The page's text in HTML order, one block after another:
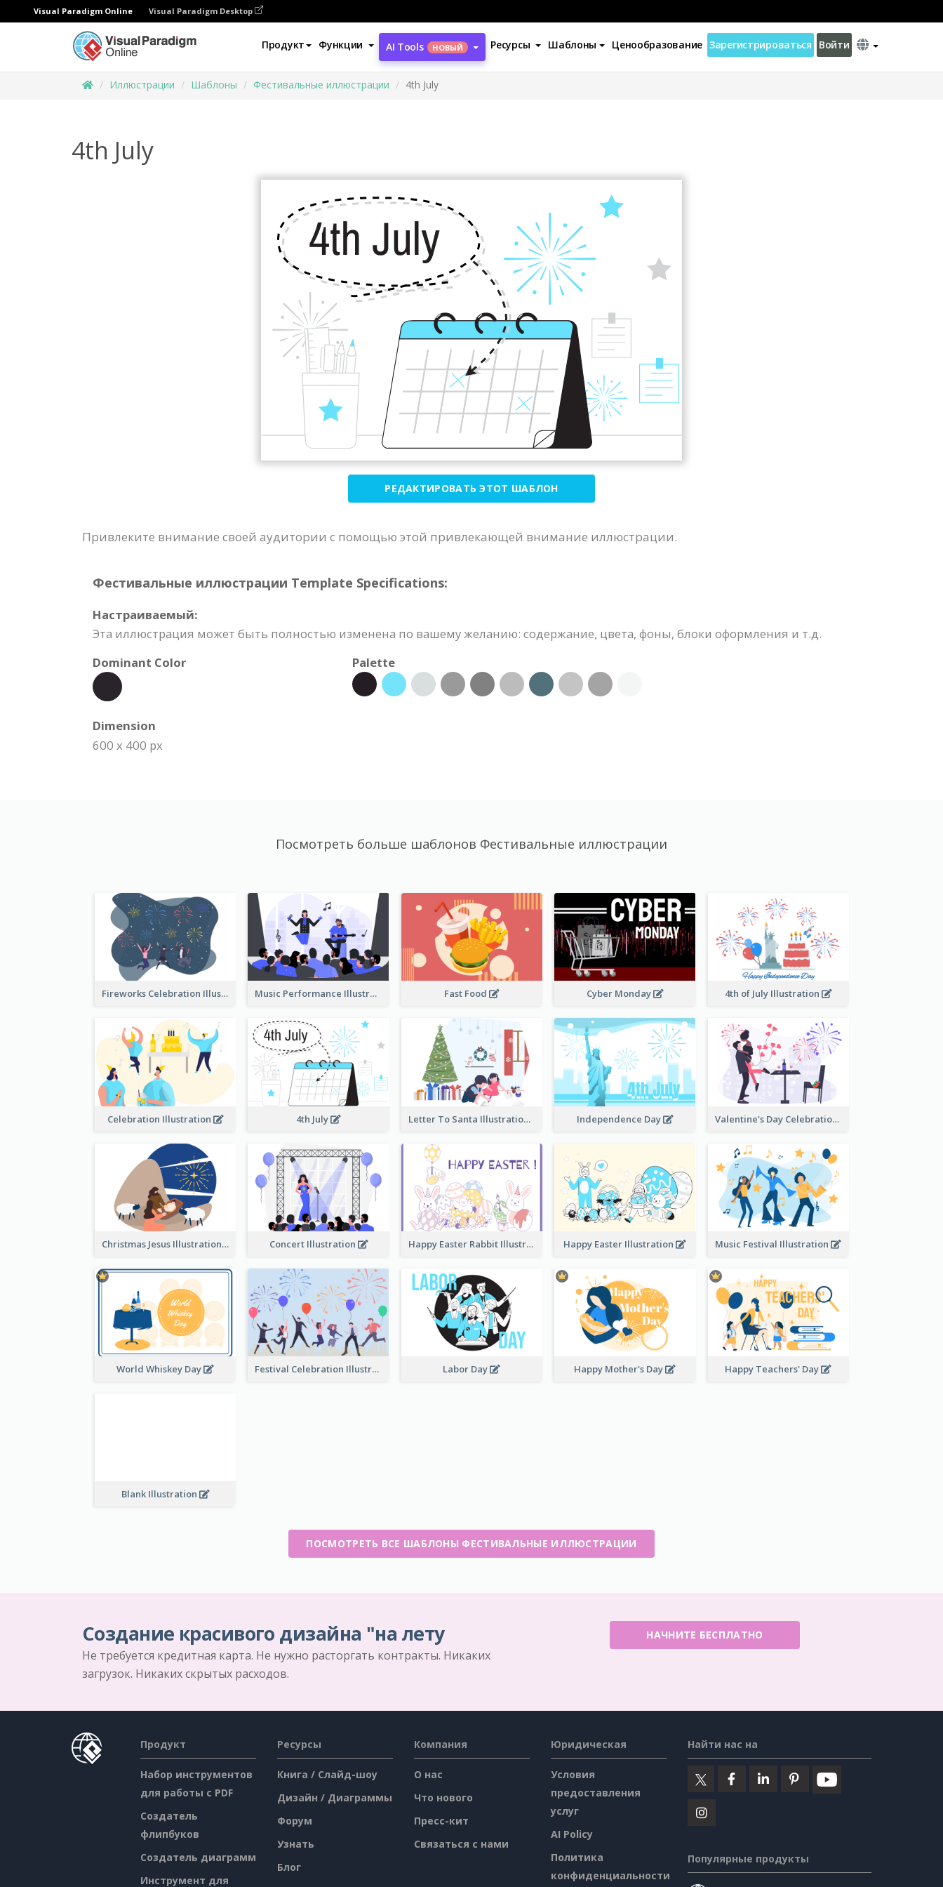
Visual Paradigm Online Visual Paradigm Desktop
Продукт Функции AI Tools НОВЫЙ Ресурсы Шаблоны Ценообразование Зарегистрироваться Войти
Иллюстрации Шаблоны Фестивальные иллюстрации 4th July
4th July
РЕДАКТИРОВАТЬ ЭТОТ ШАБЛОН
Привлеките внимание своей аудитории с помощью этой привлекающей внимание иллюстрации.
Фестивальные иллюстрации Template Specifications:
Настраиваемый:
Эта иллюстрация может быть полностью изменена по вашему желанию: содержание, цвета, фоны, блоки оформления и т.д.
Dominant Color
Palette
Dimension
600 x 400 px
Посмотреть больше шаблонов Фестивальные иллюстрации
Fireworks Celebration Illustration Music Performance Illustration Fast Food Cyber Monday 4th of July Illustration
Celebration Illustration 4th July Letter To Santa Illustration Independence Day Valentine's Day Celebration
Christmas Jesus Illustration Concert Illustration Happy Easter Rabbit Illustration Happy Easter Illustration Music Festival Illustration
World Whiskey Day Festival Celebration Illustration Labor Day Happy Mother's Day Happy Teachers' Day
Blank Illustration
ПОСМОТРЕТЬ ВСЕ ШАБЛОНЫ ФЕСТИВАЛЬНЫЕ ИЛЛЮСТРАЦИИ
Создание красивого дизайна "на лету
Не требуется кредитная карта. Не нужно расторгать контракты. Никаких
загрузок. Никаких скрытых расходов.
НАЧНИТЕ БЕСПЛАТНО
Продукт
Набор инструментов
для работы с PDF
Создатель
флипбуков
Создатель диаграмм
Инструмент для
Ресурсы
Книга / Слайд-шоу
Дизайн / Диаграммы
Форум
Узнать
Блог
Компания
О нас
Что нового
Пресс-кит
Связаться с нами
Юридическая
Условия
предоставления
услуг
AI Policy
Политика
конфиденциальности
Найти нас на
Популярные продукты